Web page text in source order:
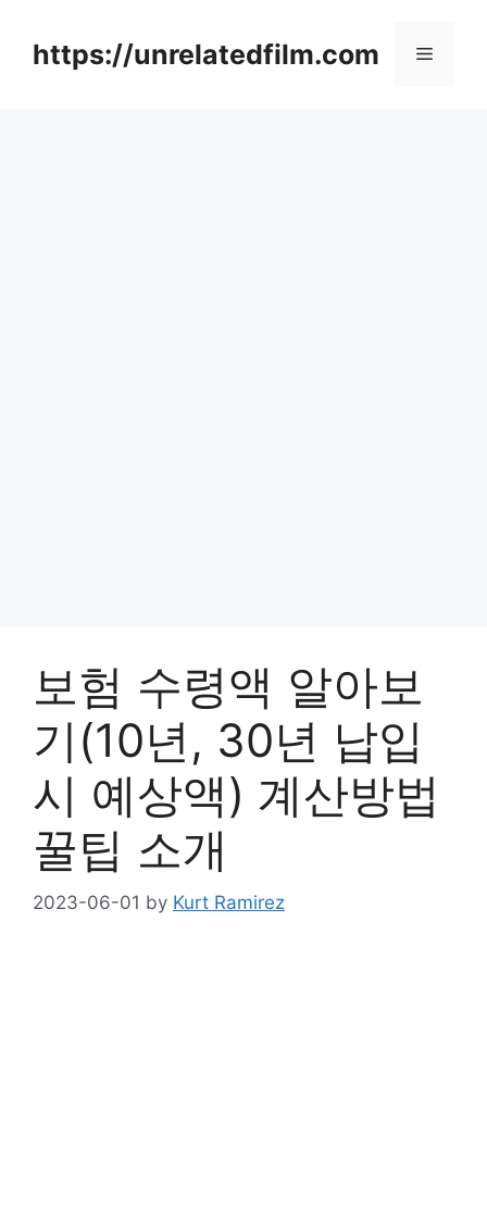
contenthttps://unrelatedfilm.com Menu
보험 수령액 알아보
기(10년, 30년 납입
시 예상액) 계산방법
꿀팁 소개
2023-06-01 by Kurt Ramirez